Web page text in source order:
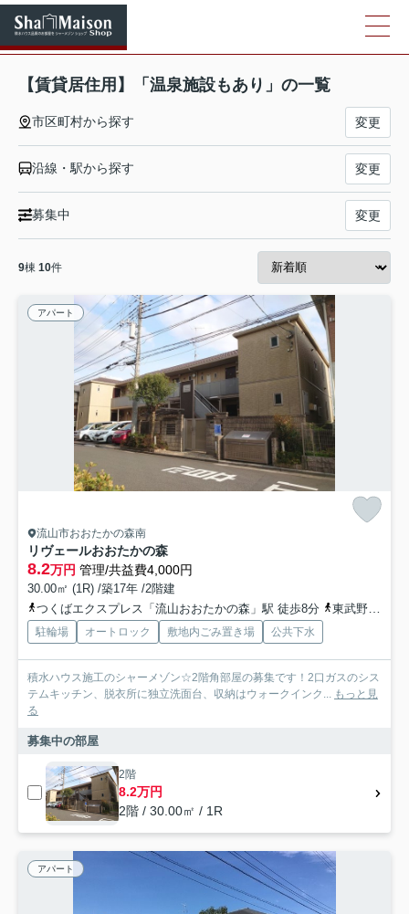
【賃貸居住用】「温泉施設もあり」の一覧
市区町村から探す 変更
沿線・駅から探す 変更
募集中 変更
9棟 10件
アパート
流山市おおたかの森南
リヴェールおおたかの森
8.2万円 管理/共益費4,000円
30.00㎡ (1R) /築17年 /2階建
つくばエクスプレス「流山おおたかの森」駅 徒歩8分
東武野田線「流山おおたかの森」駅 徒歩8分
駐輪場 オートロック 敷地内ごみ置き場 公共下水
積水ハウス施工のシャーメゾン☆2階角部屋の募集です！2口ガスのシス
テムキッチン、脱衣所に独立洗面台、収納はウォークインク...
もっと見
る
募集中の部屋
2階
8.2万円
2階 / 30.00㎡ / 1R
アパート